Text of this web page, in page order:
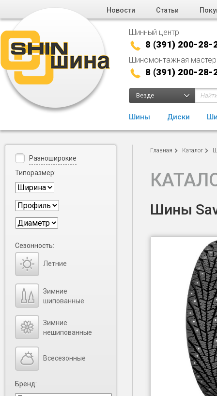
Новости Статьи
Шинный центр
8 (391) 200-28-
Шиномонтажная
8 (391) 200-28-
Везде
Шины Диски
Главная Каталог
Шины
Разноширокие
Типоразмер:
Сезонность:
Летние
Зимние
шипованные
Зимние
нешипованные
Всесезонные
Бренд: